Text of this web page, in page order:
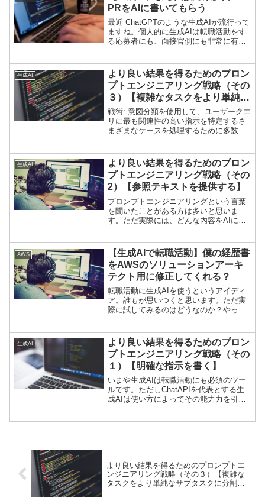
PRをAIに書いてもらう
最近 ChatGPTのような生成AIが流行って
ますね。個人的に生成AIは転職活動をす
る応募者にも、面接官側にも非常に有益
ではありません。ただ、転職活動のヒン
トを与えてくれるという意味ではすごく
有効なツールです。この記事では複数の
生成AIを比較しながら転職活動を有利に
進めるための生成AI活用例を書いていこ
うと思います。
生成AI
より良い結果を得るためのプロン
プトエンジニアリング戦略（その
３）【複雑なタスクをより単純な
サブタスクに分割する】
戦術: 意図分類を使用して、ユーザークエ
リに最も関連性の高い指示を特定するさ
まざまなケースを処理するために多数の
分類を使用して必要な命令を決定すると
便利です。これは、固...
生成AI
より良い結果を得るためのプロン
プトエンジニアリング戦略（その
2）【参照テキストを提供する】
プロンプトエンジニアリングという言葉
を聞いたことがある方は多いと思いま
す。ただ実際には、どんな内容をAIに入
方も多いのではないでしょうか？今回は
そんな疑問を解消するための記事をシリ
ーズで書いていきます。今回は「参照テ
キストを提供する」という観点で書いて
いきます。たとえば「ウェブの記事を要
約してほしい」「議事録を作ってほし
い」等です。そんなときに使えるプロン
プトを紹介していこうと思ういます。ま
グするうえでも基本となる考え方になっ
ています。OpenAIのAPIを使ってプログ
ラミングしようと思っているかたも、一
度はプロンプトで試していただけたらと
思います。効率的に転職活動を行いたい
という方だけではなく、生成AIをもっと
上手く使いたいというかたも参考にして
ください。
AWS
【生成AIで転職活動】僕の経歴書
をAWSのソリューションアーキ
テクト用に修正してくれる？
転職活動に生成AIを使うというアイディ
ア。誰もが思いつくと思います。ただ実
際に試してみるのはどうなのか？やって
今日は「【生成AIで転職活動】僕の経歴
書をAWSのソリューションアーキテクト
用に修正してくれる？」というタイトル
で実際に生成AIを使って実験をしていき
たいと思います。まずは、結論から言う
と めちゃくちゃ使えます。生成AIを使
うことで、経歴書の完成度を上げること
ができますし、何よりも効率が圧倒的に
のチェックを生成AI（ChatGPT-4）にや
たい方はどうぞ。https://www.r-
agent.com/guide/article8641/以下に実際
のプロンプトとAIがどんな回答をしたか
を書いていくので、是非参考にしてくだ
生成AI
より良い結果を得るためのプロン
プトエンジニアリング戦略（その
１）【明確な指示を書く】
いまや生成AIは転職活動にも必須のツー
ルです。ただしChatAPIを代表とする生
成AIは使い方によってその能力力を引き
ニアリングのスキルを上げたいという方
にも有益な情報になっていますので、ぜ
ひ参考にしてください。明確な指示を書
より良い結果を得るためのプロンプトエ
ンジニアリング戦略（その３）【複雑な
タスクをより単純なサブタスクに分割す